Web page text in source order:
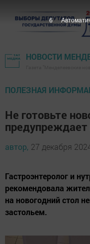
НОВОСТИ
ПОЛЕЗНАЯ
Не готовьте
предупреждает
автор, 27 декабря
Гастроэнтеролог и
рекомендовала
на новогодний стол
застольем.
5